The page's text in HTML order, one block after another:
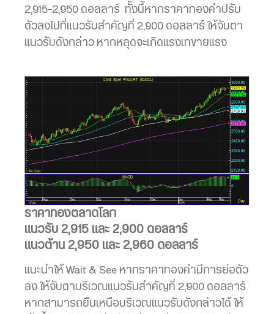
2,915-2,950 ดอลลาร์ ทั้งนี้หากราคาทองคำปรับ
ตัวลงไปที่แนวรับสำคัญที่ 2,900 ดอลลาร์ ให้จับตา
แนวรับดังกล่าว หากหลุดจะเกิดแรงเทขายแรง
ราคาทองตลาดโลก
แนวรับ 2,915 และ 2,900 ดอลลาร์
แนวต้าน 2,950 และ 2,960 ดอลลาร์
แนะนำให้ Wait & See หากราคาทองคำมีการย่อตัว
ลง ให้จับตาบริเวณแนวรับสำคัญที่ 2,900 ดอลลาร์
หากสามารถยืนเหนือบริเวณแนวรับดังกล่าวได้ ให้